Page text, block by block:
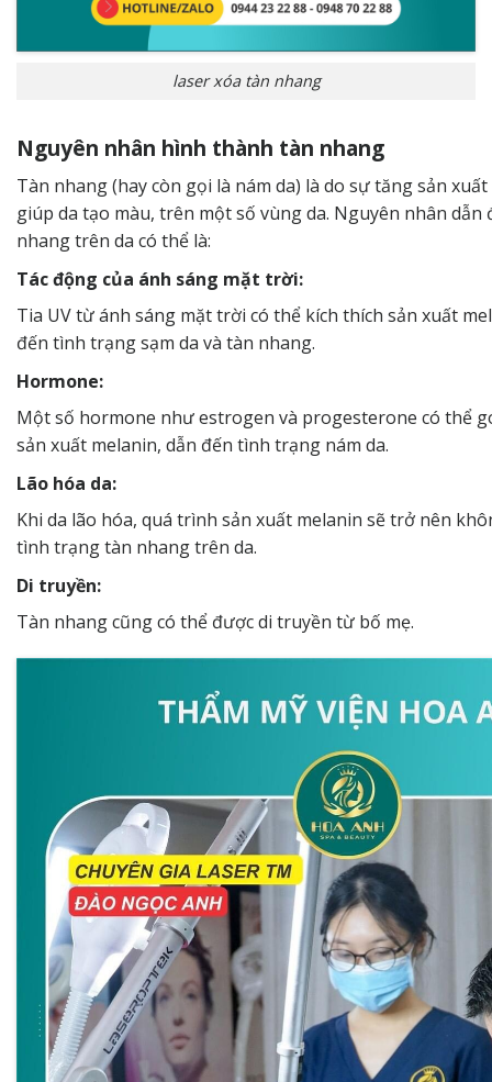
laser xóa tàn nhang
Nguyên nhân hình thành tàn nhang
Tàn nhang (hay còn gọi là nám da) là do sự tăng sản
giúp da tạo màu, trên một số vùng da. Nguyên nhân dẫn
nhangtrên da có thể là:
Tác động của ánh sáng mặt trời:
Tia UV từ ánh sáng mặt trời có thể kích thích sản xuất
đến tình trạng sạm da và tàn nhang.
Hormone:
Một số hormone như estrogen và progesterone có thể
sản xuất melanin, dẫn đến tình trạng nám da.
Lão hóa da:
Khi da lão hóa, quá trình sản xuất melanin sẽ trở nên
tình trạng tàn nhang trên da.
Di truyền:
Tàn nhang cũng có thể được di truyền từ bố mẹ.